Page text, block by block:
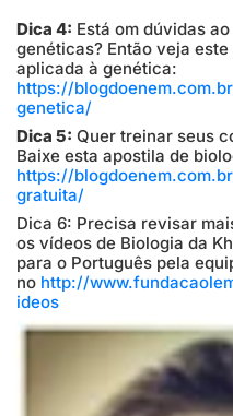
Dica 4: Está om dúvidas
genéticas? Então veja
aplicada à genética:
https://
genetica/
Dica 5: Quer treinar seus
Baixe esta apostila de
https://
gratuita/
Dica 6: Precisa revisar
os vídeos de Biologia da
para o Português pela
no http://
ideos